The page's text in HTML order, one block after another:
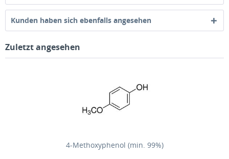
Kunden haben sich ebenfalls angesehen
Zuletzt angesehen
4-Methoxyphenol (min. 99%)